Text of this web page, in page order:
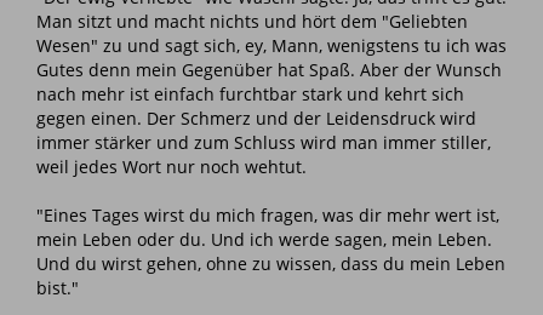
Man sitzt und macht nichts und hört dem "Geliebten
Wesen" zu und sagt sich, ey, Mann, wenigstens tu ich was
Gutes denn mein Gegenüber hat Spaß. Aber der Wunsch
nach mehr ist einfach furchtbar stark und kehrt sich
gegen einen. Der Schmerz und der Leidensdruck wird
immer stärker und zum Schluss wird man immer stiller,
weil jedes Wort nur noch wehtut.
"Eines Tages wirst du mich fragen, was dir mehr wert ist,
mein Leben oder du. Und ich werde sagen, mein Leben.
Und du wirst gehen, ohne zu wissen, dass du mein Leben
bist."